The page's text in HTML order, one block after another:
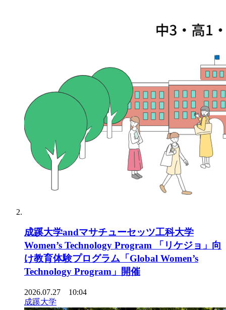
成蹊大学andマサチューセッツ工科大学
Women’s Technology Program 「リケジョ」向
け教育体験プログラム「Global Women’s
Technology Program」開催
2026.07.27 10:04
成蹊大学